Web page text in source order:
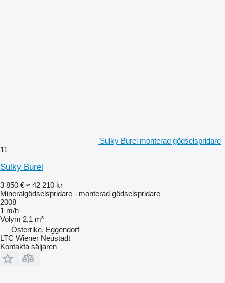
Sulky Burel monterad gödselspridare
11
Sulky Burel
3 850 € ≈ 42 210 kr
Mineralgödselspridare - monterad gödselspridare
2008
1 m/h
Volym 2,1 m³
Österrike, Eggendorf
LTC Wiener Neustadt
Kontakta säljaren